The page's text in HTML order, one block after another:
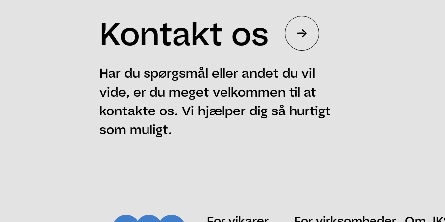
Kontakt os
Har du spørgsmål eller andet du vil
vide, er du meget velkommen til at
kontakte os. Vi hjælper dig så hurtigt
som muligt.